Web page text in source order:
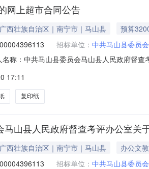
网上超市合同公告
广西壮族自治区｜南宁市｜马山县
预算
招标单位： 中共马山县委员
名称：中共马山县委员会马山县人民政府督
光（APP）小钢炮特级（T0PGUN）A4/70g
17:11
复印纸
马山县人民政府督查考评办公室关
广西壮族自治区｜南宁市｜马山县
办公文教
招标单位： 中共马山县委员